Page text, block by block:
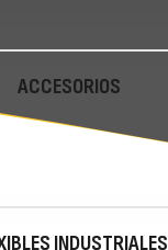
ACCESORIOS
INDUSTRIALES